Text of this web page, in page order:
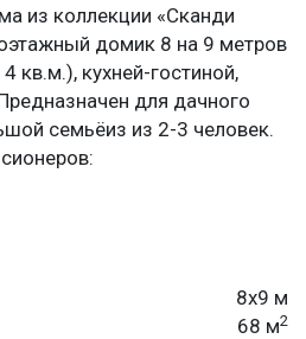
из коллекции «Сканди
домик 8 на 9 метров
кв.м.), кухней-гостиной,
для дачного
семьёиз из 2-3 человек.
8х9 м
68 м2